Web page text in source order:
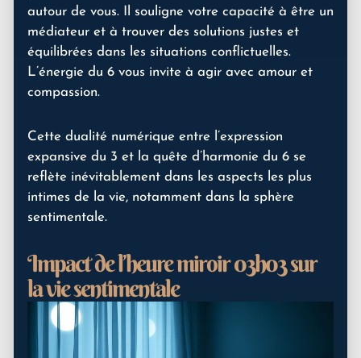
autour de vous. Il souligne votre capacité à être un
médiateur et à trouver des solutions justes et
équilibrées dans les situations conflictuelles.
L’énergie du 6 vous invite à agir avec amour et
compassion.
Cette dualité numérique entre l’expression
expansive du 3 et la quête d’harmonie du 6 se
reflète inévitablement dans les aspects les plus
intimes de la vie, notamment dans la sphère
sentimentale.
Impact de l’heure miroir 03h03 sur
la vie sentimentale